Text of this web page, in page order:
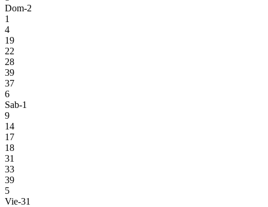
Dom-2
1
4
19
22
28
39
37
6
Sab-1
9
14
17
18
31
33
39
5
Vie-31